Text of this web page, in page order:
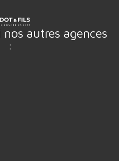
autres agences
: